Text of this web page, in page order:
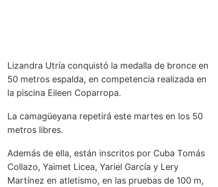
Lizandra Utría conquistó la medalla de bronce en
50 metros espalda, en competencia realizada en
la piscina Eileen Coparropa.
La camagüeyana repetirá este martes en los 50
metros libres.
Además de ella, están inscritos por Cuba Tomás
Collazo, Yaimet Licea, Yariel García y Lery
Martínez en atletismo, en las pruebas de 100 m,